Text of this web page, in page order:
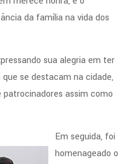
da família na vida dos
sua alegria em ter
se destacam na cidade,
assim como
Em seguida, foi
homenageado o